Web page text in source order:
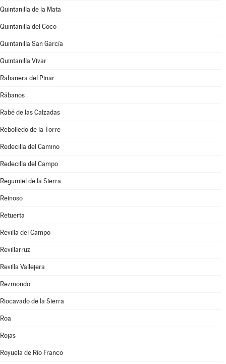
Quintanilla de la Mata
Quintanilla del Coco
Quintanilla San García
Quintanilla Vivar
Rabanera del Pinar
Rábanos
Rabé de las Calzadas
Rebolledo de la Torre
Redecilla del Camino
Redecilla del Campo
Regumiel de la Sierra
Reinoso
Retuerta
Revilla del Campo
Revillarruz
Revilla Vallejera
Rezmondo
Riocavado de la Sierra
Roa
Rojas
Royuela de Río Franco